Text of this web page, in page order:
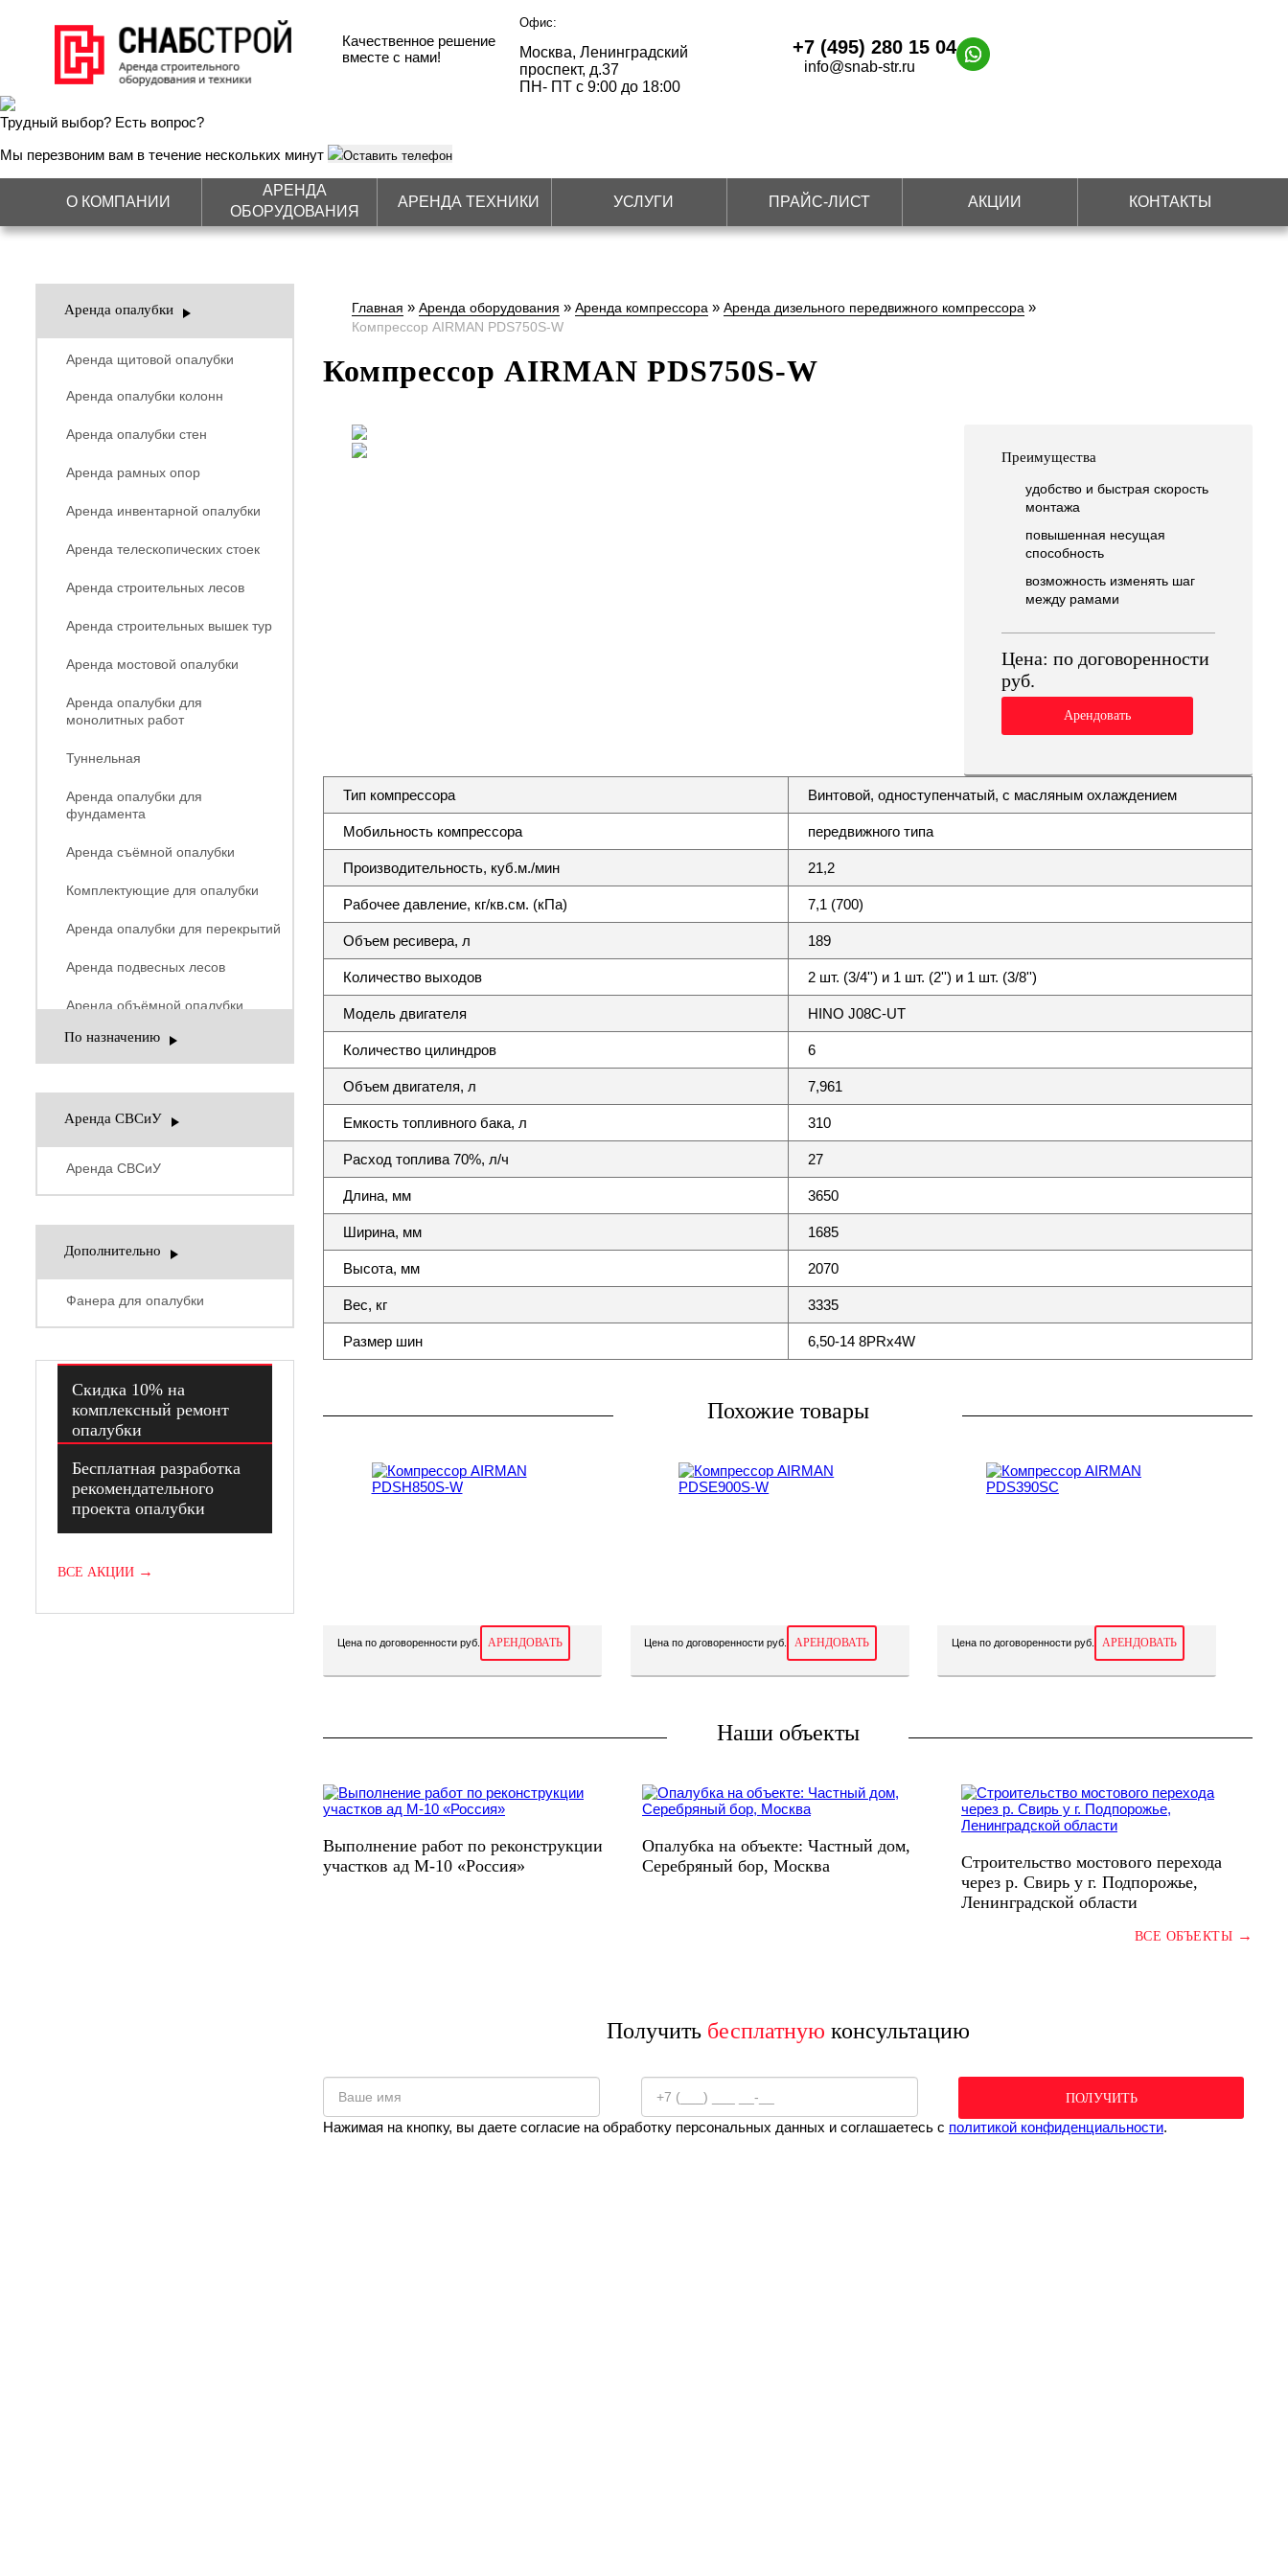
Качественное решение
вместе с нами!
Офис:
Москва, Ленинградский
проспект, д.37
ПН- ПТ с 9:00 до 18:00
+7 (495) 280 15 04
info@snab-str.ru
Трудный выбор? Есть вопрос?
Мы перезвоним вам в течение нескольких минут
Оставить телефон
О КОМПАНИИ
АРЕНДА
ОБОРУДОВАНИЯ
АРЕНДА ТЕХНИКИ УСЛУГИ ПРАЙС-ЛИСТ АКЦИИ КОНТАКТЫ
Аренда опалубки
Аренда щитовой опалубки
Аренда опалубки колонн
Аренда опалубки стен
Аренда рамных опор
Аренда инвентарной опалубки
Аренда телескопических стоек
Аренда строительных лесов
Аренда строительных вышек тур
Аренда мостовой опалубки
Аренда опалубки для
монолитных работ
Туннельная
Аренда опалубки для
фундамента
Аренда съёмной опалубки
Комплектующие для опалубки
Аренда опалубки для перекрытий
Аренда подвесных лесов
Аренда объёмной опалубки
По назначению
Аренда СВСиУ
Аренда СВСиУ
Дополнительно
Фанера для опалубки
Акции
Скидка
Скидка 10% на
комплексный ремонт
опалубки
Скидка
Бесплатная разработка
рекомендательного
проекта опалубки
ВСЕ АКЦИИ →
Главная » Аренда оборудования » Аренда компрессора » Аренда дизельного передвижного компрессора »
Компрессор AIRMAN PDS750S-W
Компрессор AIRMAN PDS750S-W
Преимущества
удобство и быстрая скорость
монтажа
повышенная несущая
способность
возможность изменять шаг
между рамами
Цена:по договоренности
руб.
Арендовать
Тип компрессора Винтовой, одноступенчатый, с масляным охлаждением
Мобильность компрессора передвижного типа
Производительность, куб.м./мин 21,2
Рабочее давление, кг/кв.см. (кПа) 7,1 (700)
Объем ресивера, л 189
Количество выходов 2 шт. (3/4'') и 1 шт. (2'') и 1 шт. (3/8'')
Модель двигателя HINO J08C-UT
Количество цилиндров 6
Объем двигателя, л 7,961
Емкость топливного бака, л 310
Расход топлива 70%, л/ч 27
Длина, мм 3650
Ширина, мм 1685
Высота, мм 2070
Вес, кг 3335
Размер шин 6,50-14 8PRx4W
Похожие товары
Цена по договоренности руб. АРЕНДОВАТЬ Цена по договоренности руб. АРЕНДОВАТЬ Цена по договоренности руб. АРЕНДОВАТЬ
Наши объекты
Выполнение работ по реконструкции
участков ад М-10 «Россия»
Опалубка на объекте: Частный дом,
Серебряный бор, Москва
Строительство мостового перехода
через р. Свирь у г. Подпорожье,
Ленинградской области
ВСЕ ОБЪЕКТЫ →
Получить бесплатную консультацию
ПОЛУЧИТЬ
Нажимая на кнопку, вы даете согласие на обработку персональных данных и соглашаетесь c политикой конфиденциальности.